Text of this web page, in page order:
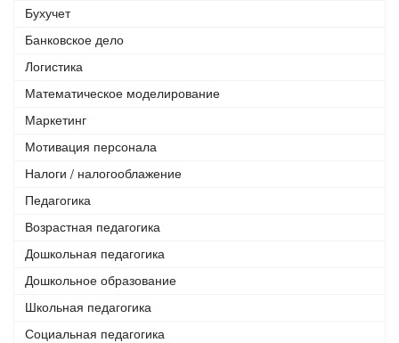
Бухучет
Банковское дело
Логистика
Математическое моделирование
Маркетинг
Мотивация персонала
Налоги / налогооблажение
Педагогика
Возрастная педагогика
Дошкольная педагогика
Дошкольное образование
Школьная педагогика
Социальная педагогика